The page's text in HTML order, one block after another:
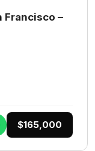
Francisco –
$165,000